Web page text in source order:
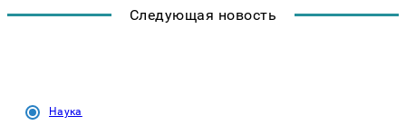
Следующая новость
Наука